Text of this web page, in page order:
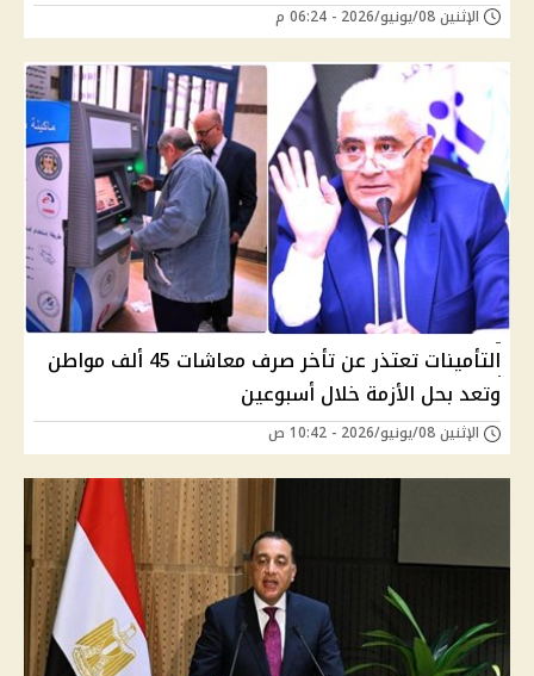
الإثنين 08/يونيو/2026 - 06:24 م
التأمينات تعتذر عن تأخر صرف معاشات 45 ألف مواطن
وتعد بحل الأزمة خلال أسبوعين
الإثنين 08/يونيو/2026 - 10:42 ص